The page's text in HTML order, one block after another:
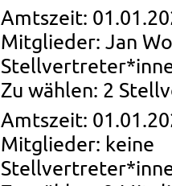
Amts­zeit:
Mit­glie­der: Jan
Zu wäh­len: 2
Amts­zeit:
Mit­glie­der: keine